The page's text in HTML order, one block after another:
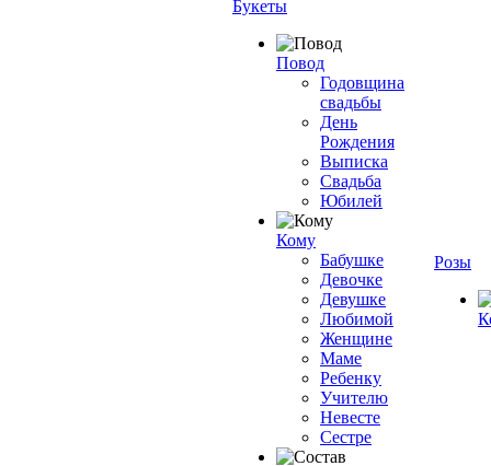
Букеты
Повод
Годовщина
свадьбы
День
Рождения
Выписка
Свадьба
Юбилей
Кому
Бабушке
Девочке
Девушке
Любимой
Женщине
Маме
Ребенку
Учителю
Невесте
Сестре
Розы